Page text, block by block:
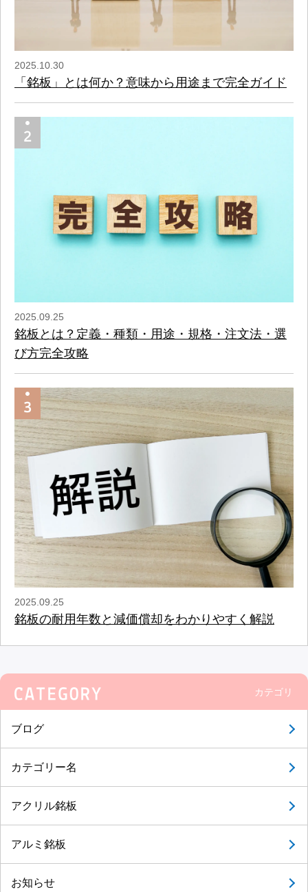
2025.10.30
「銘板」とは何か？意味から用途まで完全ガイド
2025.09.25
銘板とは？定義・種類・用途・規格・注文法・選
び方完全攻略
2025.09.25
銘板の耐用年数と減価償却をわかりやすく解説
カテゴリ
ブログ
カテゴリー名
アクリル銘板
アルミ銘板
お知らせ